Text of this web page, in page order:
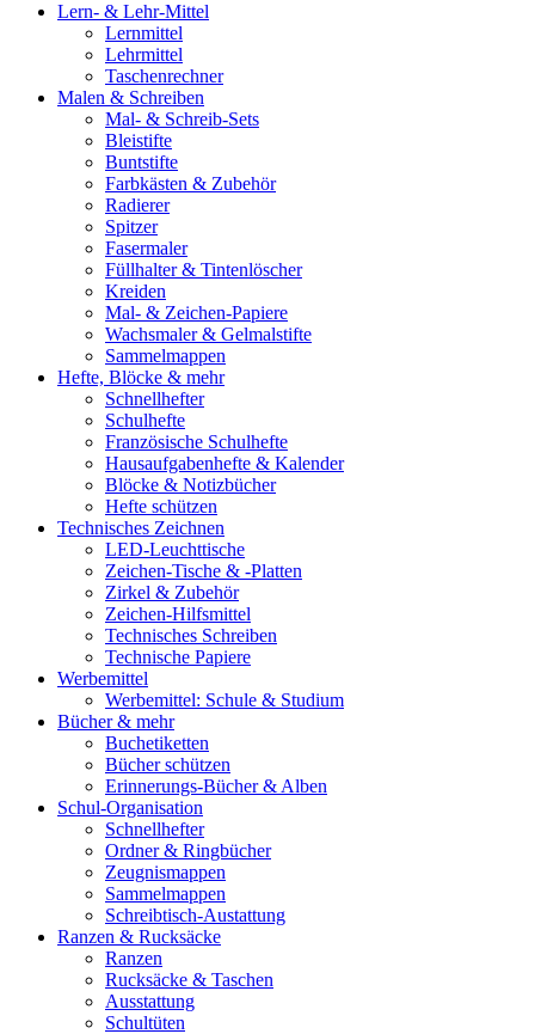
Lern- & Lehr-Mittel
Lernmittel
Lehrmittel
Taschenrechner
Malen & Schreiben
Mal- & Schreib-Sets
Bleistifte
Buntstifte
Farbkästen & Zubehör
Radierer
Spitzer
Fasermaler
Füllhalter & Tintenlöscher
Kreiden
Mal- & Zeichen-Papiere
Wachsmaler & Gelmalstifte
Sammelmappen
Hefte, Blöcke & mehr
Schnellhefter
Schulhefte
Französische Schulhefte
Hausaufgabenhefte & Kalender
Blöcke & Notizbücher
Hefte schützen
Technisches Zeichnen
LED-Leuchttische
Zeichen-Tische & -Platten
Zirkel & Zubehör
Zeichen-Hilfsmittel
Technisches Schreiben
Technische Papiere
Werbemittel
Werbemittel: Schule & Studium
Bücher & mehr
Buchetiketten
Bücher schützen
Erinnerungs-Bücher & Alben
Schul-Organisation
Schnellhefter
Ordner & Ringbücher
Zeugnismappen
Sammelmappen
Schreibtisch-Austattung
Ranzen & Rucksäcke
Ranzen
Rucksäcke & Taschen
Ausstattung
Schultüten